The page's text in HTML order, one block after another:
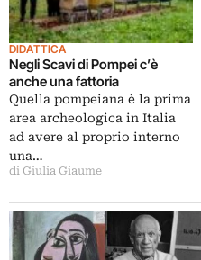
DIDATTICA
Negli Scavi di Pompei c’è
anche una fattoria
Quella pompeiana è la prima
area archeologica in Italia
ad avere al proprio interno
una…
di Giulia Giaume